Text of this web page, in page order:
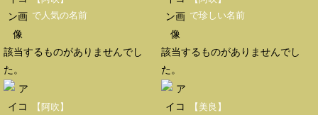
で人気の名前
該当するものがありませんでし
た。
で珍しい名前
該当するものがありませんでし
た。
【阿吹】
【美良】